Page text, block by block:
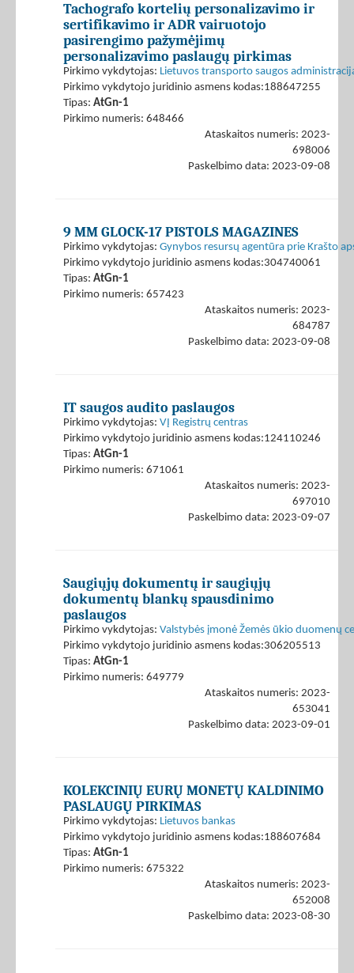
Tachografo kortelių personalizavimo ir
sertifikavimo ir ADR vairuotojo
pasirengimo pažymėjimų
personalizavimo paslaugų pirkimas
Pirkimo vykdytojas: Lietuvos transporto saugos
Pirkimo vykdytojo juridinio asmens kodas:188647255
Tipas: AtGn-1
Pirkimo numeris: 648466
Ataskaitos numeris: 2023-
698006
Paskelbimo data: 2023-09-08
9 MM GLOCK-17 PISTOLS MAGAZINES
Pirkimo vykdytojas: Gynybos resursų agentūra prie Krašto
Pirkimo vykdytojo juridinio asmens kodas:304740061
Tipas: AtGn-1
Pirkimo numeris: 657423
Ataskaitos numeris: 2023-
684787
Paskelbimo data: 2023-09-08
IT saugos audito paslaugos
Pirkimo vykdytojas: VĮ Registrų centras
Pirkimo vykdytojo juridinio asmens kodas:124110246
Tipas: AtGn-1
Pirkimo numeris: 671061
Ataskaitos numeris: 2023-
697010
Paskelbimo data: 2023-09-07
Saugiųjų dokumentų ir saugiųjų
dokumentų blankų spausdinimo
paslaugos
Pirkimo vykdytojas: Valstybės įmonė Žemės ūkio duomenų
Pirkimo vykdytojo juridinio asmens kodas:306205513
Tipas: AtGn-1
Pirkimo numeris: 649779
Ataskaitos numeris: 2023-
653041
Paskelbimo data: 2023-09-01
KOLEKCINIŲ EURŲ MONETŲ KALDINIMO
PASLAUGŲ PIRKIMAS
Pirkimo vykdytojas: Lietuvos bankas
Pirkimo vykdytojo juridinio asmens kodas:188607684
Tipas: AtGn-1
Pirkimo numeris: 675322
Ataskaitos numeris: 2023-
652008
Paskelbimo data: 2023-08-30